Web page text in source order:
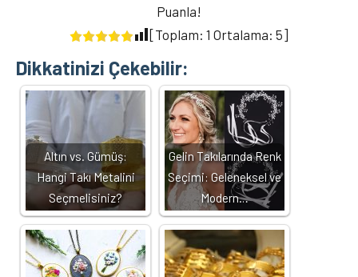
Puanla!
[Toplam: 1 Ortalama: 5]
Dikkatinizi Çekebilir:
Altın vs. Gümüş:
Hangi Takı Metalini
Seçmelisiniz?
Gelin Takılarında Renk
Seçimi: Geleneksel ve
Modern…